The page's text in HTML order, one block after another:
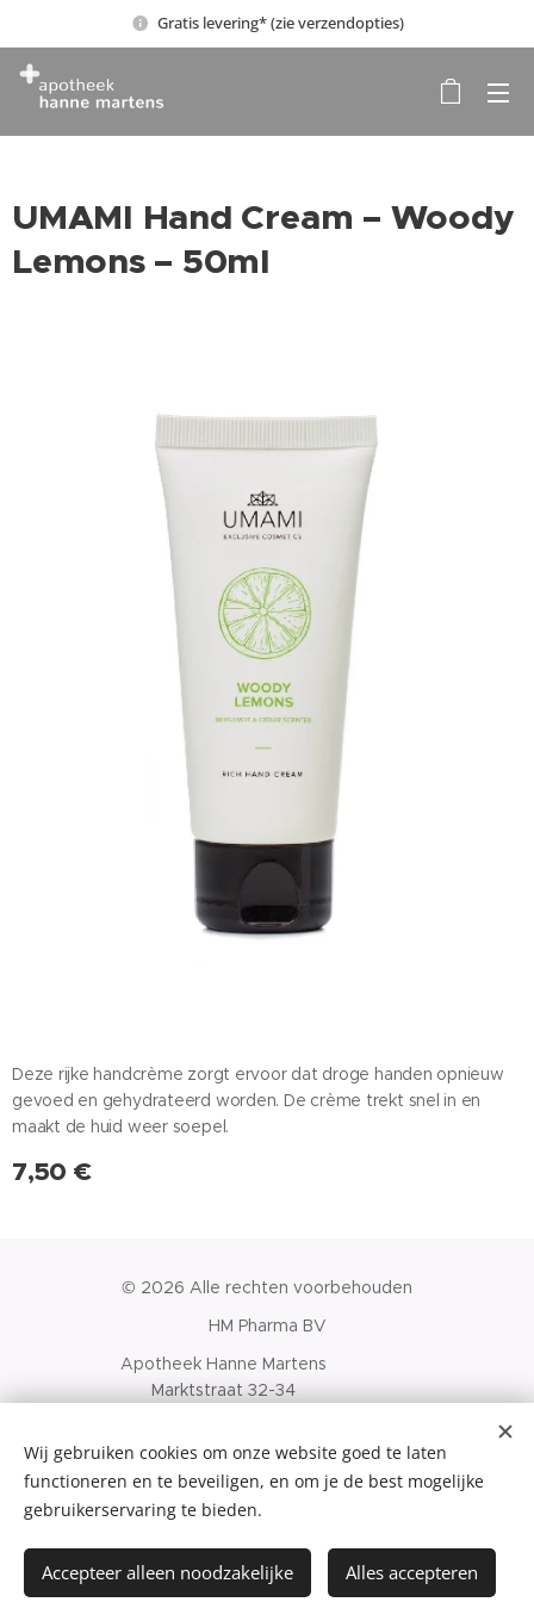
Gratis levering* (zie verzendopties)
UMAMI Hand Cream – Woody
Lemons – 50ml
Deze rijke handcrème zorgt ervoor dat droge handen opnieuw
gevoed en gehydrateerd worden. De crème trekt snel in en
maakt de huid weer soepel.
7,50 €
Toevoegen aan de winkelwagen
© 2026 Alle rechten voorbehouden
HM Pharma BV
Apotheek Hanne Martens
Marktstraat 32-34
APB-nr. 351401
Cookies
Wij gebruiken cookies om onze website goed te laten
functioneren en te beveiligen, en om je de best mogelijke
gebruikerservaring te bieden.
Accepteer alleen noodzakelijke Alles accepteren